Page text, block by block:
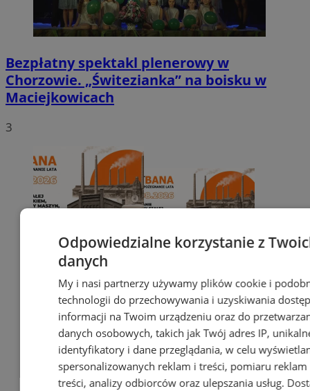
Bezpłatny spektakl plenerowy w
Chorzowie. „Świtezianka” na boisku w
Maciejkowicach
3
Odpowiedzialne korzystanie z
danych
My i nasi partnerzy używamy plików cookie i
technologii do przechowywania i uzyskiwania
informacji na Twoim urządzeniu oraz do
danych osobowych, takich jak Twój adres IP,
identyfikatory i dane przeglądania, w celu
spersonalizowanych reklam i treści, pomiaru reklam
treści, analizy odbiorców oraz ulepszania usług.